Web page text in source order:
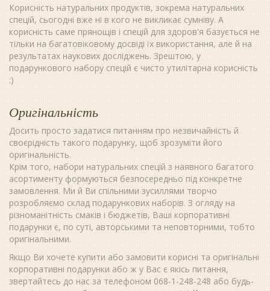
Корисність натуральних продуктів, зокрема натуральних
спецій, сьогодні вже ні в кого не викликає сумніву. А
корисність саме прянощів і спецій для здоров'я базується не
тільки на багатовіковому досвіді їх використання, але й на
результатах наукових досліджень. Зрештою, у
подарункового набору спецій є чисто утилітарна корисність
:)
Оригінальність
Досить просто задатися питанням про незвичайність й
своєрідність такого подарунку, щоб зрозуміти його
оригінальність.
Крім того, набори натуральних спецій з наявного багатого
асортименту формуються безпосередньо під конкретне
замовлення. Ми й Ви спільними зусиллями творчо
розробляємо склад подарункових наборів. З огляду на
різноманітність смаків і бюджетів, Ваші корпоративні
подарунки є, по суті, авторськими та неповторними, тобто
оригінальними.
Якщо Ви хочете купити або замовити корисні та оригінальні
корпоративні подарунки або ж у Вас є якісь питання,
звертайтесь до нас за телефоном 068-1-248-248 або будь-